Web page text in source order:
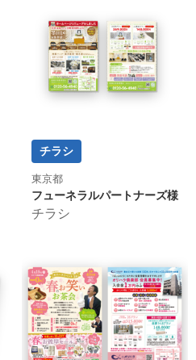
チラシ
東京都
フューネラルパートナーズ様
チラシ